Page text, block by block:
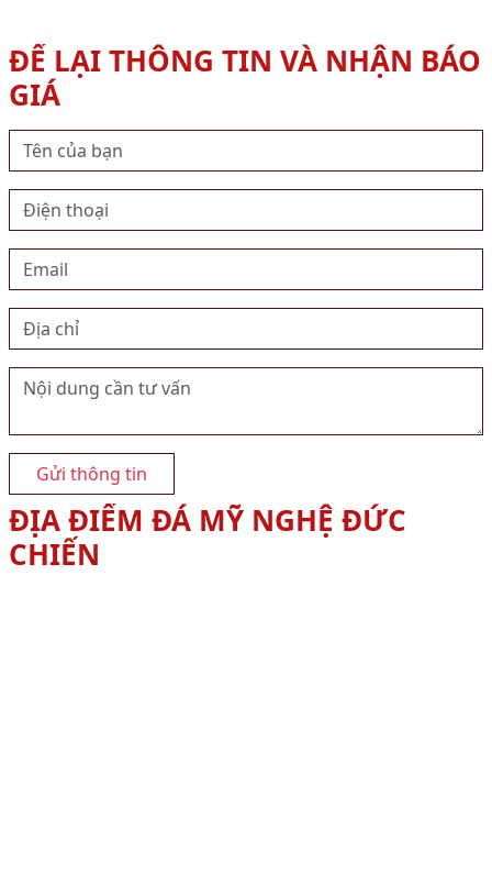
ĐỂ LẠI THÔNG TIN VÀ NHẬN BÁO
GIÁ
Gửi thông tin
ĐỊA ĐIỂM ĐÁ MỸ NGHỆ ĐỨC
CHIẾN